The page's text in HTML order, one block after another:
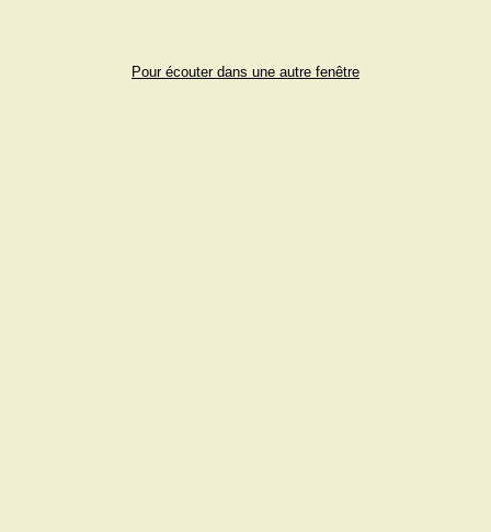
Pour écouter dans une autre fenêtre